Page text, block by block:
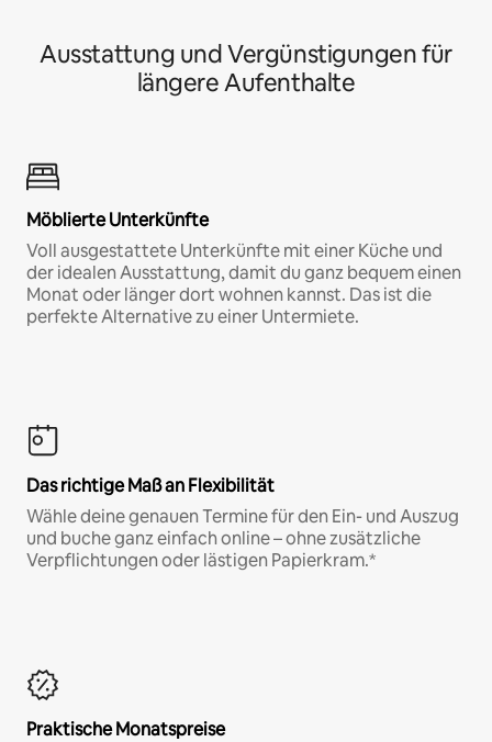
Ausstattung und Vergünstigungen für
längere Aufenthalte
Möblierte Unterkünfte
Voll ausgestattete Unterkünfte mit einer Küche und
der idealen Ausstattung, damit du ganz bequem einen
Monat oder länger dort wohnen kannst. Das ist die
perfekte Alternative zu einer Untermiete.
Das richtige Maß an Flexibilität
Wähle deine genauen Termine für den Ein- und Auszug
und buche ganz einfach online – ohne zusätzliche
Verpflichtungen oder lästigen Papierkram.*
Praktische Monatspreise